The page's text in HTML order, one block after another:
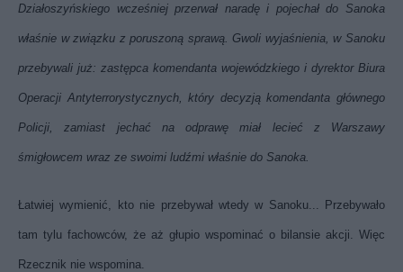
Działoszyńskiego wcześniej przerwał naradę i pojechał do Sanoka
właśnie w związku z poruszoną sprawą. Gwoli wyjaśnienia, w Sanoku
przebywali już: zastępca komendanta wojewódzkiego i dyrektor Biura
Operacji Antyterrorystycznych, który decyzją komendanta głównego
Policji, zamiast jechać na odprawę miał lecieć z Warszawy
śmigłowcem wraz ze swoimi ludźmi właśnie do Sanoka.
Łatwiej wymienić, kto nie przebywał wtedy w Sanoku... Przebywało
tam tylu fachowców, że aż głupio wspominać o bilansie akcji. Więc
Rzecznik nie wspomina.